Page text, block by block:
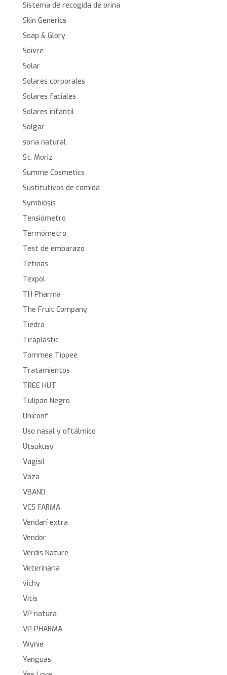
Sistema de recogida de orina
Skin Generics
Soap & Glory
Soivre
Solar
Solares corporales
Solares faciales
Solares infantil
Solgar
soria natural
St. Moriz
Summe Cosmetics
Sustitutivos de comida
Symbiosis
Tensiómetro
Termómetro
Test de embarazo
Tetinas
Texpol
TH Pharma
The Fruit Company
Tiedra
Tiraplastic
Tommee Tippee
Tratamientos
TREE HUT
Tulipán Negro
Uniconf
Uso nasal y oftálmico
Utsukusy
Vagisil
Vaza
VBAND
VCS FARMA
Vendarí extra
Vendor
Verdis Nature
Veterinaria
vichy
Vitis
VP natura
VP PHARMA
Wynie
Yanguas